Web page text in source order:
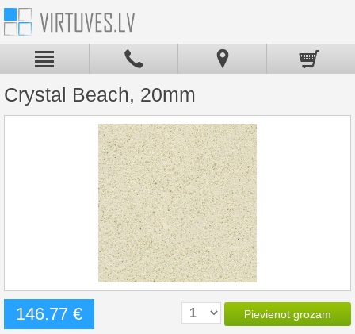
Crystal Beach, 20mm
146.77 € Pievienot grozam